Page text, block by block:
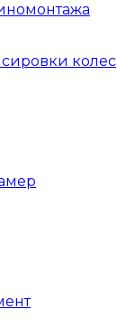
колес